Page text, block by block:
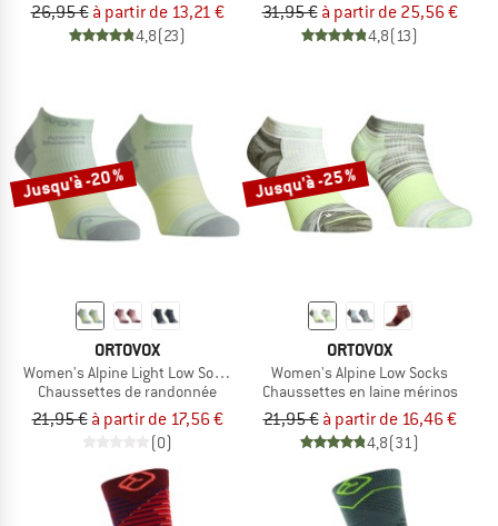
26,95 € à partir de 13,21 €
4,8(23)
31,95 € à partir de 25,56 €
4,8(13)
Jusqu'à -20 %
ORTOVOX
Women's Alpine Light Low Socks
Chaussettes de randonnée
21,95 € à partir de 17,56 €
(0)
Jusqu'à -25 %
ORTOVOX
Women's Alpine Low Socks
Chaussettes en laine mérinos
21,95 € à partir de 16,46 €
4,8(31)